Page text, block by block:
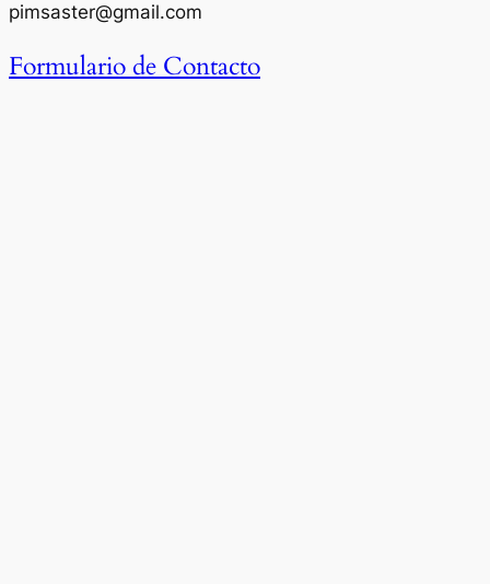
pimsaster@gmail.com
Formulario de Contacto